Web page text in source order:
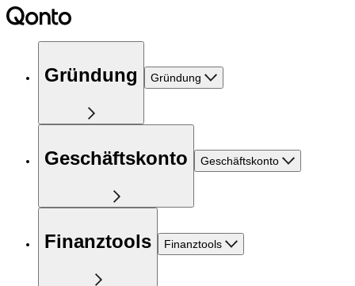
Gründung Gründung
Geschäftskonto Geschäftskonto
Finanztools Finanztools